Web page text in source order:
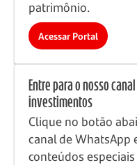
patrimônio.
Acessar Portal
Entre para o nosso
investimentos
Clique no botão
canal de WhatsApp
conteúdos